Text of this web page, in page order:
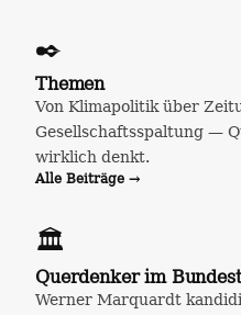
✒️
Themen
Von Klimapolitik über
Gesellschaftsspaltung —
wirklich denkt.
Alle Beiträge →
🏛️
Querdenker im
Werner Marquardt